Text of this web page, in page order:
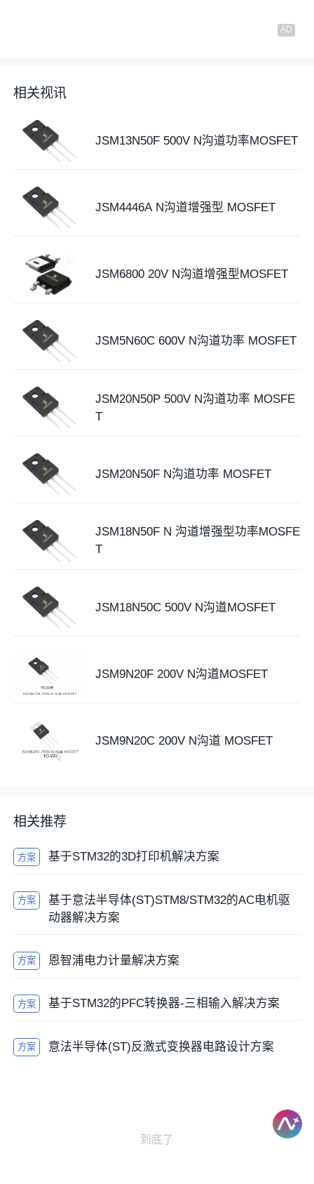
相关视讯
JSM13N50F 500V N沟道功率MOSFET
JSM4446A N沟道增强型 MOSFET
JSM6800 20V N沟道增强型MOSFET
JSM5N60C 600V N沟道功率 MOSFET
JSM20N50P 500V N沟道功率 MOSFE
T
JSM20N50F N沟道功率 MOSFET
JSM18N50F N 沟道增强型功率MOSFE
T
JSM18N50C 500V N沟道MOSFET
JSM9N20F 200V N沟道MOSFET
JSM9N20C 200V N沟道 MOSFET
相关推荐
方案 基于STM32的3D打印机解决方案
方案
基于意法半导体(ST)STM8/STM32的AC电机驱
动器解决方案
方案 恩智浦电力计量解决方案
方案 基于STM32的PFC转换器-三相输入解决方案
方案 意法半导体(ST)反激式变换器电路设计方案